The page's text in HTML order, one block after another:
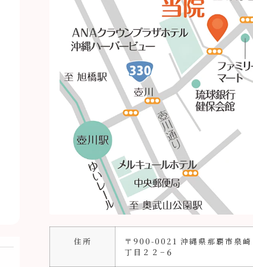
住所
〒900-0021 沖縄県那覇市泉
丁目２２−６